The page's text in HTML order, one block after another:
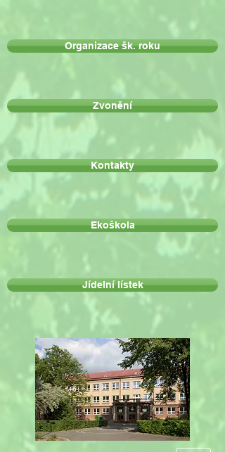
Organizace šk. roku
Zvonění
Kontakty
Ekoškola
Jídelní lístek